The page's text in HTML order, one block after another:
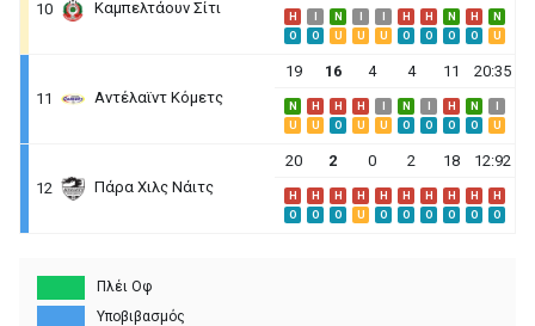
10 Καμπελτάουν Σίτι H N H H N H
N
O
O U U U O O O O U
11 Αντέλαϊντ Κόμετς
19 16 4 4 11 20:35
N H H H N H N
U
U O U U O O O O U
12 Πάρα Χιλς Νάιτς
20 2 0 2 18 12:92
H H H H H H H H H
H
O
O O U O O O O O O
Πλέι Οφ
Υποβιβασμός